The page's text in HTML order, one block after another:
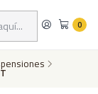
0
72 horas hábiles
o transferencia